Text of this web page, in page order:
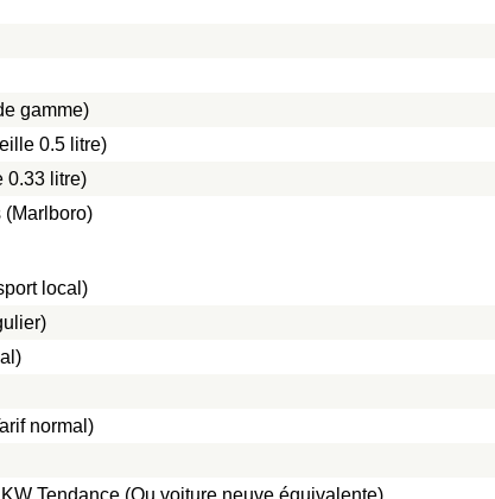
gamme)
0.5 litre)
0.33 litre)
(Marlboro)
local)
normal)
Tendance (Ou voiture neuve équivalente)